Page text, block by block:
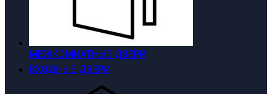
МЕЖКОМНАТНЫЕ ДВЕРИ
ВХОДНЫЕ ДВЕРИ